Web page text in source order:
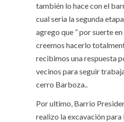
también lo hace con el
cual seria la segunda
agrego que ” por suerte
creemos hacerlo
recibimos una respuesta
vecinos para seguir
cerro Barboza..
Por ultimo, Barrio
realizo la excavación